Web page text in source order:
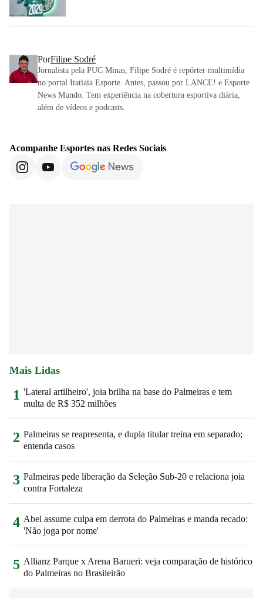
PorFilipe Sodré
Jornalista pela PUC Minas, Filipe Sodré é repórter multimídia
no portal Itatiaia Esporte. Antes, passou por LANCE! e Esporte
News Mundo. Tem experiência na cobertura esportiva diária,
além de vídeos e podcasts.
Acompanhe Esportes nas Redes Sociais
Mais Lidas
1 'Lateral artilheiro', joia brilha na base do Palmeiras e tem
multa de R$ 352 milhões
2 Palmeiras se reapresenta, e dupla titular treina em separado;
entenda casos
3 Palmeiras pede liberação da Seleção Sub-20 e relaciona joia
contra Fortaleza
4 Abel assume culpa em derrota do Palmeiras e manda recado:
'Não joga por nome'
5 Allianz Parque x Arena Barueri: veja comparação de histórico
do Palmeiras no Brasileirão